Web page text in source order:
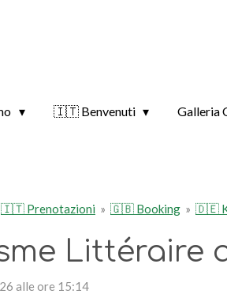
🇮🇹 Benvenuti Galleria
🇮🇹 Prenotazioni » 🇬🇧 Booking » 🇩🇪
Littéraire
alle ore 15:14